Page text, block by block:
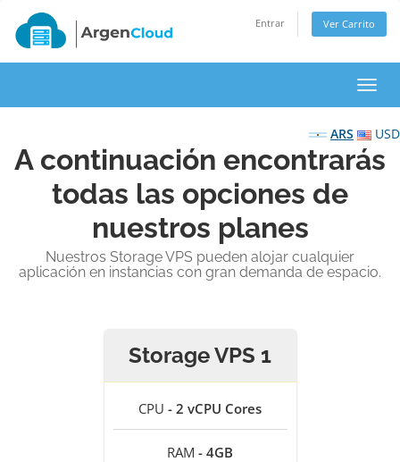
Entrar Ver Carrito
ARS USD
A continuación encontrarás
todas las opciones de
nuestros planes
Nuestros Storage VPS pueden alojar cualquier
aplicación en instancias con gran demanda de espacio.
Storage VPS 1
CPU - 2 vCPU Cores
RAM - 4GB